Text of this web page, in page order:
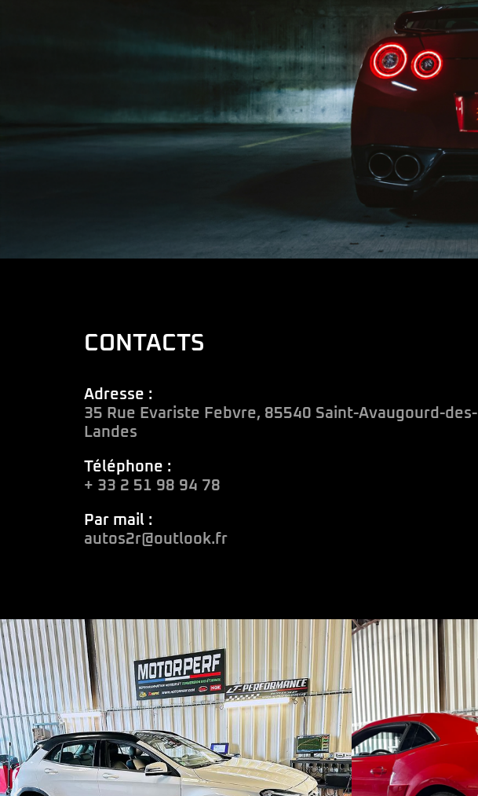
CONTACTS
Adresse :
35 Rue Evariste Febvre, 85540 Saint-Avaugourd-des-
Landes
Téléphone :
+ 33 2 51 98 94 78
Par mail :
autos2r@outlook.fr